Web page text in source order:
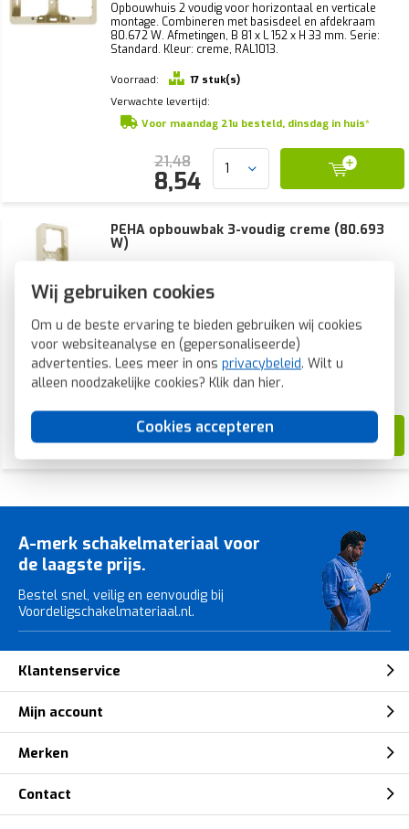
Wij gebruiken cookies
Om u de beste ervaring te bieden gebruiken wij cookies
voor websiteanalyse en (gepersonaliseerde)
advertenties. Lees meer in ons privacybeleid. Wilt u
alleen noodzakelijke cookies? Klik dan hier.
Cookies accepteren
Opbouwhuis 2 voudig voor horizontaal en verticale
montage. Combineren met basisdeel en afdekraam
80.672 W. Afmetingen, B 81 x L 152 x H 33 mm. Serie:
Standard. Kleur: creme, RAL1013.
Voorraad:
17 stuk(s)
Verwachte levertijd:
Voor maandag 21u besteld, dinsdag in huis*
21,48
8,54
PEHA opbouwbak 3-voudig creme (80.693
W)
montage. Combineren met basisdeel en afdekraam
80.673 W. Afmetingen, B 81 x L 223 x H 33 mm. Serie:
Standard. Kleur: creme, RAL 1013.
Voorraad:
7 stuk(s)
Verwachte levertijd:
Voor maandag 21u besteld, dinsdag in huis*
38,36
18,03
A-merk schakelmateriaal voor
de laagste prijs.
Bestel snel, veilig en eenvoudig bij
Voordeligschakelmateriaal.nl.
Klantenservice
Mijn account
Merken
Contact